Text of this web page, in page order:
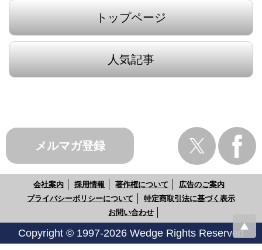
トップページ
人気記事
メルマガ登録
会社案内 採用情報 著作権について
広告のご案内
プライバシーポリシーについて
特定商取引法に基づく表示
お問い合わせ
Copyright © 1997-2026 Wedge Rights Reserved